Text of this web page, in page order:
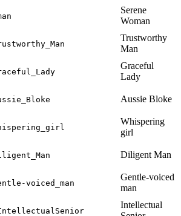
Serene
Woman
Trustworthy
Man
Graceful
Lady
Aussie Bloke
Whispering
girl
Diligent Man
voiced_man
Gentle-voiced
man
Intellectual